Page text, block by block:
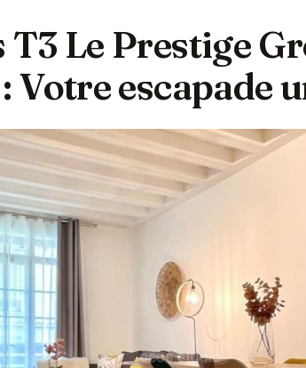
Le Prestige
Votre escapade